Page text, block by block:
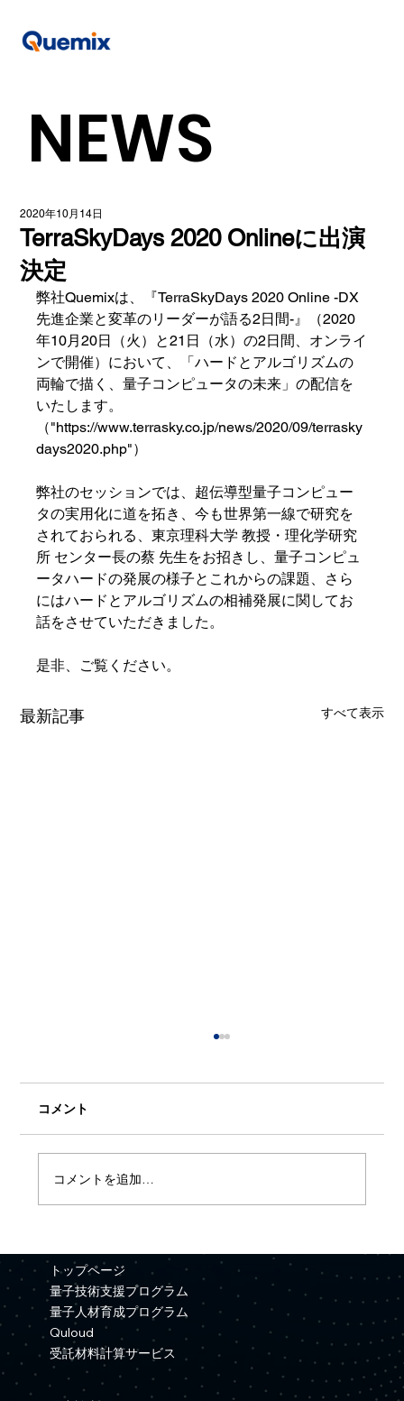
TerraSkyDays 2020 Onlineに出演
決定
2020年10月14日
弊社Quemixは、『TerraSkyDays 2020 Online -DX
先進企業と変革のリーダーが語る2日間-』（2020
年10月20日（火）と21日（水）の2日間、オンライ
ンで開催）において、「ハードとアルゴリズムの
両輪で描く、量子コンピュータの未来」の配信を
いたします。
（"https://www.terrasky.co.jp/news/2020/09/terrasky
days2020.php"）
弊社のセッションでは、超伝導型量子コンピュー
タの実用化に道を拓き、今も世界第一線で研究を
されておられる、東京理科大学 教授・理化学研究
所 センター長の蔡 先生をお招きし、量子コンピュ
ータハードの発展の様子とこれからの課題、さら
にはハードとアルゴリズムの相補発展に関してお
話をさせていただきました。
是非、ご覧ください。
最新記事 すべて表示
資本業務提携を締結
コメント
コメントを追加…
NEWS
トップページ
量子技術支援プログラム
量子人材育成プログラム
Quloud
受託材料計算サービス